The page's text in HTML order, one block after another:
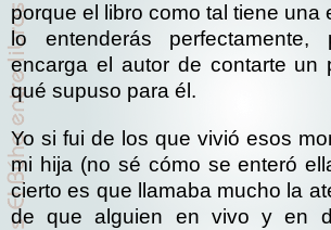
porque el libro como tal tiene una
lo entenderás
encarga el autor de contarte un
qué supuso para él.
Yo si fui de los que vivió esos
mi hija (no sé cómo se enteró
cierto es que llamaba mucho la
de que alguien en vivo y en